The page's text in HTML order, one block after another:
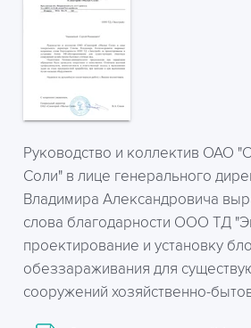
Руководство и коллектив ОАО
Соли" в лице генерального
Владимира Александровича
слова благодарности ООО ТД
проектирование и установку
обеззараживания для
сооружений хозяйственно-